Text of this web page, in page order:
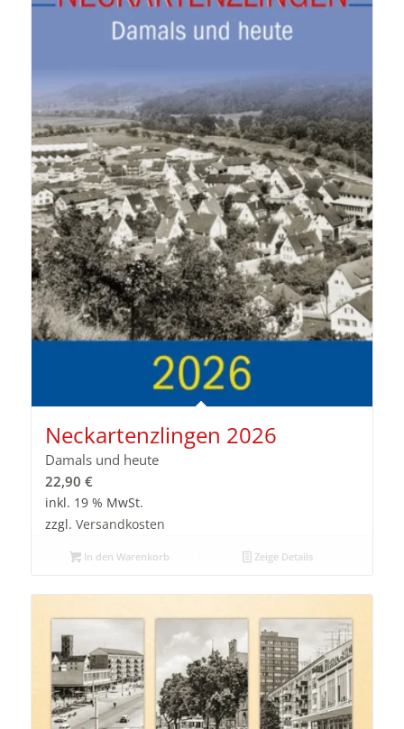
Neckartenzlingen 2026
Damals und heute
22,90 €
inkl. 19 % MwSt.
zzgl. Versandkosten
In den Warenkorb Zeige Details